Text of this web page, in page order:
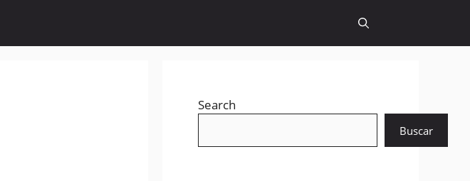
Search
Buscar